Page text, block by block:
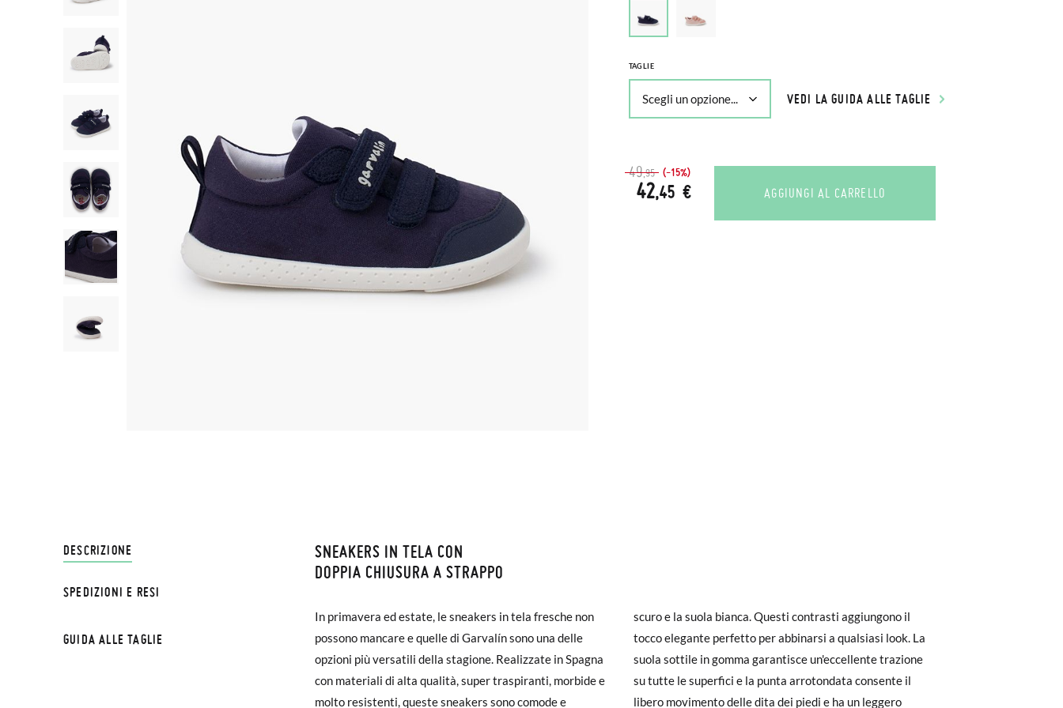
TAGLIE
VEDI LA GUIDA ALLE TAGLIE
49,95 (-15%)
42,45 € AGGIUNGI AL CARRELLO
DESCRIZIONE
SNEAKERS IN TELA CON
DOPPIA CHIUSURA A STRAPPO
In primavera ed estate, le sneakers in tela fresche non
possono mancare e quelle di Garvalín sono una delle
opzioni più versatili della stagione. Realizzate in Spagna
con materiali di alta qualità, super traspiranti, morbide e
molto resistenti, queste sneakers sono comode e
scuro e la suola bianca. Questi contrasti aggiungono il
tocco elegante perfetto per abbinarsi a qualsiasi look. La
suola sottile in gomma garantisce un'eccellente trazione
su tutte le superfici e la punta arrotondata consente il
libero movimento delle dita dei piedi e ha un leggero
SPEDIZIONI E RESI
SPEDIZIONI E RESI
€ e impiegherà da 4 a 5 giorni lavorativi per arrivare tramite corriere. Ti preghiamo di notare che l'ordine deve essere
effettuato prima delle 15:00, altrimenti verrà spedito il giorno successivo.
Se le scarpe arrivano e non sono esattamente quello che cercavi, puoi richiedere facilmente un reso gratuito.
GUIDA ALLE TAGLIE